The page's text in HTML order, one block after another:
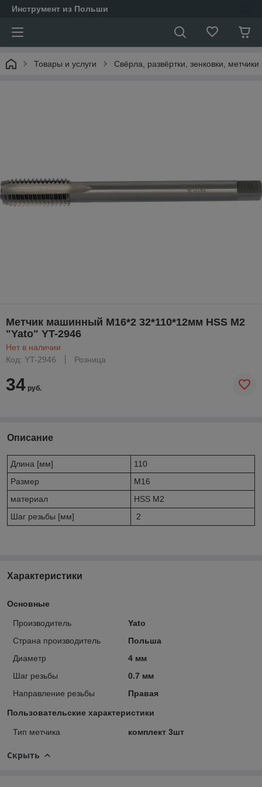
Инструмент из Польши
Товары и услуги Свёрла, развёртки, зенковки,
Метчик машинный М16*2 32*110*12мм HSS М2
"Yato" YT-2946
Нет в наличии
Код: YT-2946
Розница
34 руб.
Описание
Длина [мм]
110
Размер
M16
материал
HSS M2
Шаг резьбы [мм]
2
Характеристики
Основные
Производитель
Yato
Страна производитель
Польша
Диаметр
4 мм
Шаг резьбы
0.7 мм
Направление резьбы
Правая
Пользовательские характеристики
Тип метчика комплект 3шт
Скрыть